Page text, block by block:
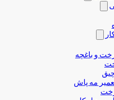
و باغچه
مه پاش